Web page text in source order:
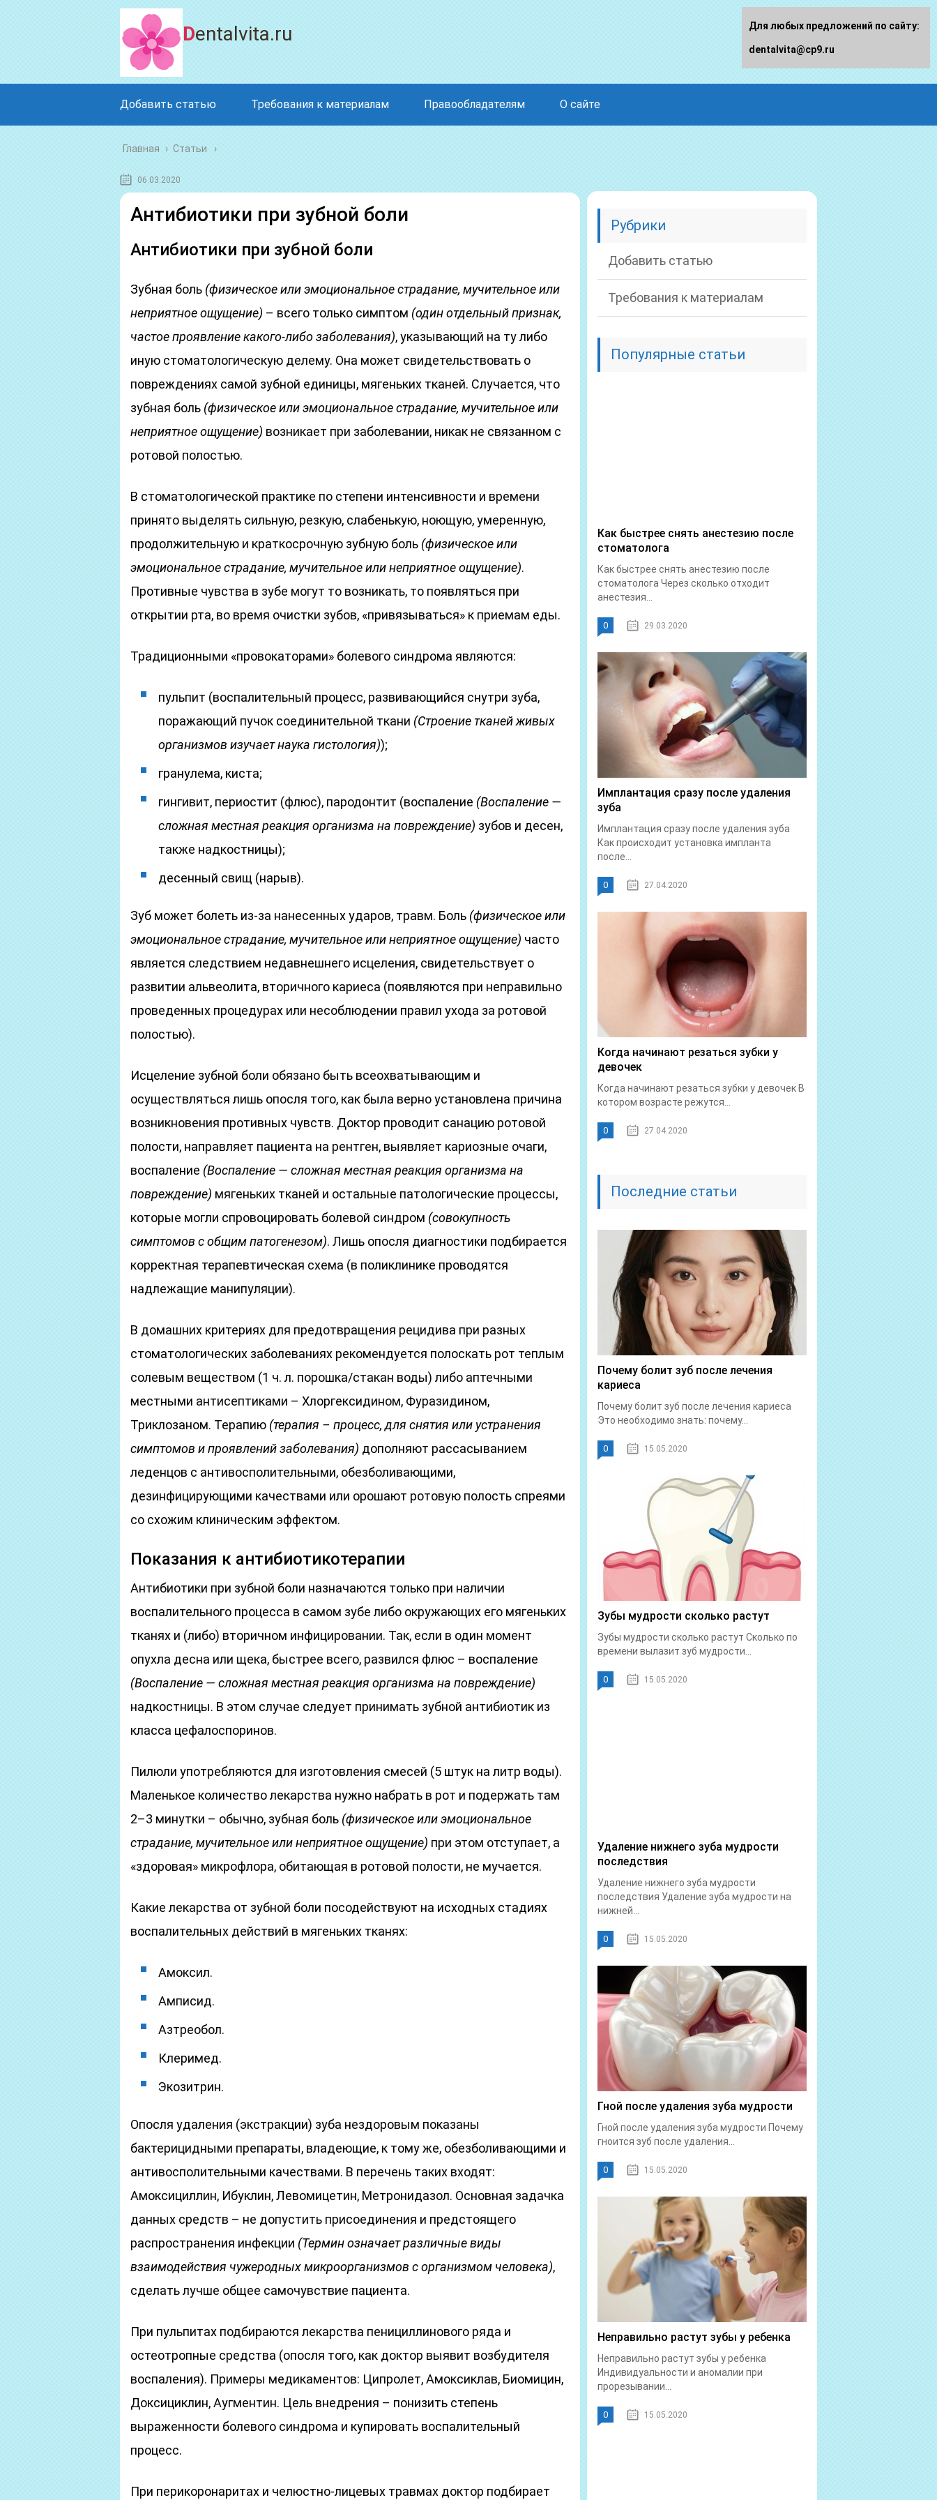
Dentalvita.ru
Добавить статью Требования к материалам Правообладателям О сайте
Главная › Статьи
06.03.2020
Антибиотики при зубной боли
Антибиотики при зубной боли
Зубная боль (физическое или эмоциональное страдание, мучительное или
неприятное ощущение) – всего только симптом (один отдельный признак,
частое проявление какого-либо заболевания), указывающий на ту либо
иную стоматологическую делему. Она может свидетельствовать о
повреждениях самой зубной единицы, мягеньких тканей. Случается, что
зубная боль (физическое или эмоциональное страдание, мучительное или
неприятное ощущение) возникает при заболевании, никак не связанном с
ротовой полостью.
В стоматологической практике по степени интенсивности и времени
принято выделять сильную, резкую, слабенькую, ноющую, умеренную,
продолжительную и краткосрочную зубную боль (физическое или
эмоциональное страдание, мучительное или неприятное ощущение).
Противные чувства в зубе могут то возникать, то появляться при
открытии рта, во время очистки зубов, «привязываться» к приемам еды.
Традиционными «провокаторами» болевого синдрома являются:
пульпит (воспалительный процесс, развивающийся снутри зуба,
поражающий пучок соединительной ткани (Строение тканей живых
организмов изучает наука гистология));
гранулема, киста;
гингивит, периостит (флюс), пародонтит (воспаление (Воспаление —
сложная местная реакция организма на повреждение) зубов и десен,
также надкостницы);
десенный свищ (нарыв).
Зуб может болеть из-за нанесенных ударов, травм. Боль (физическое или
эмоциональное страдание, мучительное или неприятное ощущение) часто
является следствием недавнешнего исцеления, свидетельствует о
развитии альвеолита, вторичного кариеса (появляются при неправильно
проведенных процедурах или несоблюдении правил ухода за ротовой
полостью).
Исцеление зубной боли обязано быть всеохватывающим и
осуществляться лишь опосля того, как была верно установлена причина
возникновения противных чувств. Доктор проводит санацию ротовой
полости, направляет пациента на рентген, выявляет кариозные очаги,
воспаление (Воспаление — сложная местная реакция организма на
повреждение) мягеньких тканей и остальные патологические процессы,
которые могли спровоцировать болевой синдром (совокупность
симптомов с общим патогенезом). Лишь опосля диагностики подбирается
корректная терапевтическая схема (в поликлинике проводятся
надлежащие манипуляции).
В домашних критериях для предотвращения рецидива при разных
стоматологических заболеваниях рекомендуется полоскать рот теплым
солевым веществом (1 ч. л. порошка/стакан воды) либо аптечными
местными антисептиками – Хлоргексидином, Фуразидином,
Триклозаном. Терапию (терапия – процесс, для снятия или устранения
симптомов и проявлений заболевания) дополняют рассасыванием
леденцов с антивосполительными, обезболивающими,
дезинфицирующими качествами или орошают ротовую полость спреями
со схожим клиническим эффектом.
Показания к антибиотикотерапии
Антибиотики при зубной боли назначаются только при наличии
воспалительного процесса в самом зубе либо окружающих его мягеньких
тканях и (либо) вторичном инфицировании. Так, если в один момент
опухла десна или щека, быстрее всего, развился флюс – воспаление
(Воспаление — сложная местная реакция организма на повреждение)
надкостницы. В этом случае следует принимать зубной антибиотик из
класса цефалоспоринов.
Пилюли употребляются для изготовления смесей (5 штук на литр воды).
Маленькое количество лекарства нужно набрать в рот и подержать там
2–3 минутки – обычно, зубная боль (физическое или эмоциональное
страдание, мучительное или неприятное ощущение) при этом отступает, а
«здоровая» микрофлора, обитающая в ротовой полости, не мучается.
Какие лекарства от зубной боли посодействуют на исходных стадиях
воспалительных действий в мягеньких тканях:
Амоксил.
Амписид.
Азтреобол.
Клеримед.
Экозитрин.
Опосля удаления (экстракции) зуба нездоровым показаны
бактерицидными препараты, владеющие, к тому же, обезболивающими и
антивосполительными качествами. В перечень таких входят:
Амоксициллин, Ибуклин, Левомицетин, Метронидазол. Основная задачка
данных средств – не допустить присоединения и предстоящего
распространения инфекции (Термин означает различные виды
взаимодействия чужеродных микроорганизмов с организмом человека),
сделать лучше общее самочувствие пациента.
При пульпитах подбираются лекарства пенициллинового ряда и
остеотропные средства (опосля того, как доктор выявит возбудителя
воспаления). Примеры медикаментов: Ципролет, Амоксиклав, Биомицин,
Доксициклин, Аугментин. Цель внедрения – понизить степень
выраженности болевого синдрома и купировать воспалительный
процесс.
При перикоронаритах и челюстно-лицевых травмах доктор подбирает
Рубрики
Добавить статью
Требования к материалам
Популярные статьи
Как быстрее снять анестезию после
стоматолога
Как быстрее снять анестезию после
стоматолога Через сколько отходит
анестезия...
0 29.03.2020
Имплантация сразу после удаления
зуба
Имплантация сразу после удаления зуба
Как происходит установка импланта
после...
0 27.04.2020
Когда начинают резаться зубки у
девочек
Когда начинают резаться зубки у девочек В
котором возрасте режутся...
0 27.04.2020
Последние статьи
Почему болит зуб после лечения
кариеса
Почему болит зуб после лечения кариеса
Это необходимо знать: почему...
0 15.05.2020
Зубы мудрости сколько растут
Зубы мудрости сколько растут Сколько по
времени вылазит зуб мудрости...
0 15.05.2020
Удаление нижнего зуба мудрости
последствия
Удаление нижнего зуба мудрости
последствия Удаление зуба мудрости на
нижней...
0 15.05.2020
Гной после удаления зуба мудрости
Гной после удаления зуба мудрости Почему
гноится зуб после удаления...
0 15.05.2020
Неправильно растут зубы у ребенка
Неправильно растут зубы у ребенка
Индивидуальности и аномалии при
прорезывании...
0 15.05.2020
Для любых предложений по сайту:
dentalvita@cp9.ru